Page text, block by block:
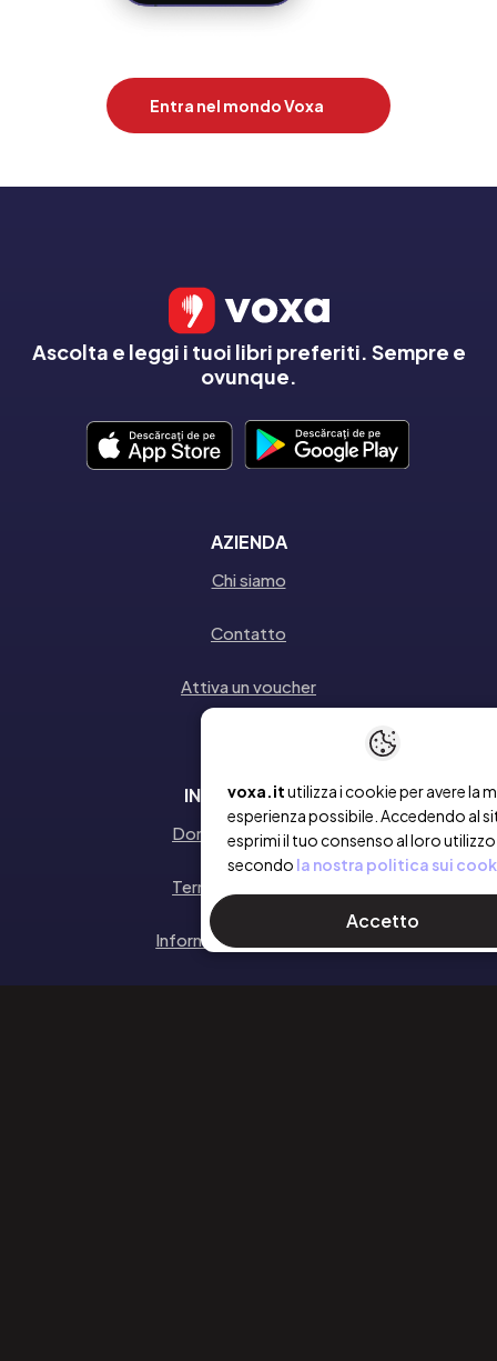
voxa.itutilizza i cookie per avere la
esperienza possibile. Accedendo al
esprimi il tuo consenso al loro utilizzo
secondo la nostra politica sui
Accetto
Entra nel mondo Voxa
Ascolta e leggi i tuoi libri preferiti. Sempre e
ovunque.
AZIENDA
Chi siamo
Contatto
Attiva un voucher
INFORMAZIONI
Domande frequenti
Termini e Condizioni
Informativa sulla privacy
Politica sui Cookie